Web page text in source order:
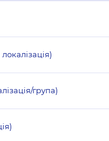
група)